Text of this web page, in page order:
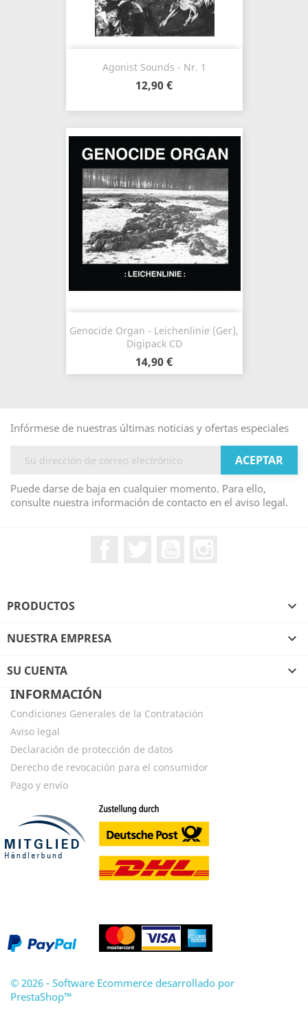
Agonist Sounds - Nr. 1
12,90 €
Genocide Organ - Leichenlinie (Ger),
Digipack CD
14,90 €
Infórmese de nuestras últimas noticias y ofertas especiales
Puede darse de baja en cualquier momento. Para ello,
consulte nuestra información de contacto en el aviso legal.
PRODUCTOS 
NUESTRA EMPRESA 
SU CUENTA

INFORMACIÓN
Condiciones Generales de la Contratación
Aviso legal
Declaración de protección de datos
Derecho de revocación para el consumidor
Pago y envío
© 2026 - Software Ecommerce desarrollado por
PrestaShop™